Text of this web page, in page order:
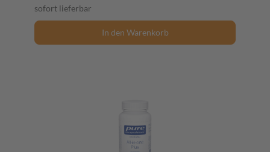
sofort lieferbar
In den Warenkorb